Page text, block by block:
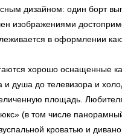
дизайном: один борт
изображениями
в оформлении
хорошо оснащенные
душа до телевизора и
площадь.
(в том числе
кроватью и